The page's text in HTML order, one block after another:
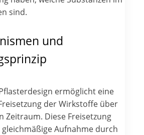
sind.
und
ermöglicht eine
der Wirkstoffe über
Zeitraum. Diese Freisetzung
Aufnahme durch